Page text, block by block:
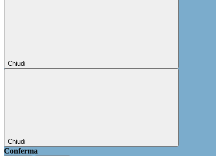
Chiudi
Chiudi
Conferma